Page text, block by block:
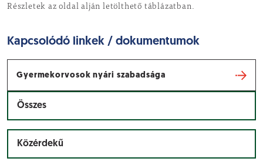
Részletek az oldal alján letölthető táblázatban.
Kapcsolódó linkek / dokumentumok
Gyermekorvosok nyári szabadsága
Összes
Közérdekű